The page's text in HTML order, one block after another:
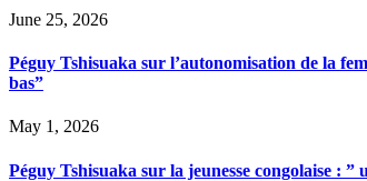
June 25, 2026
Péguy Tshisuaka sur l’autonomisation de la
bas”
May 1, 2026
Péguy Tshisuaka sur la jeunesse congolaise :